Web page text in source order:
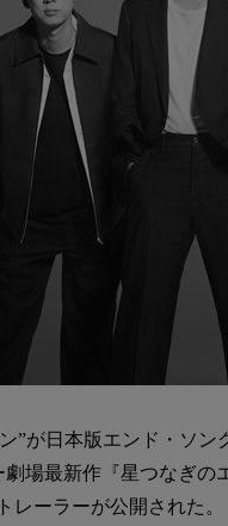
”が日本版エンド・ソン
場最新作『星つなぎの
レーラーが公開された。